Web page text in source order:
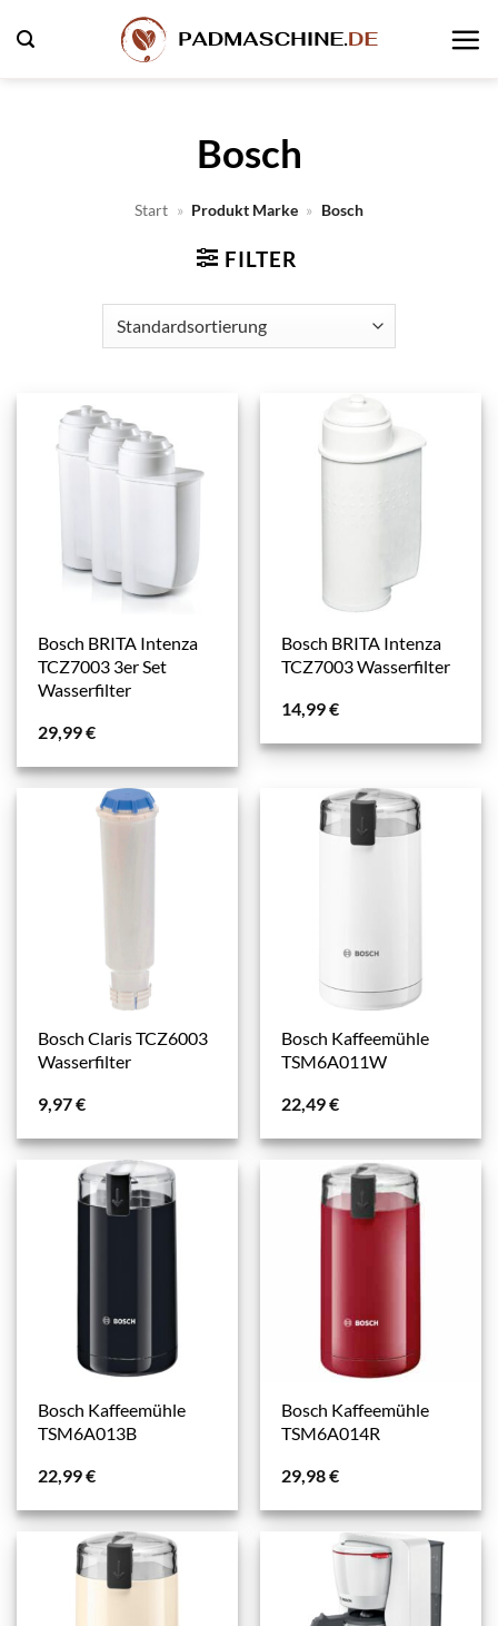
Inhalt
Bosch
Start » Produkt Marke » Bosch
FILTER
Bosch BRITA Intenza
TCZ7003 3er Set
Wasserfilter
29,99€
Bosch BRITA Intenza
TCZ7003 Wasserfilter
14,99€
Bosch Claris TCZ6003
Wasserfilter
9,97€
Bosch Kaffeemühle
TSM6A011W
22,49€
Bosch Kaffeemühle
TSM6A013B
22,99€
Bosch Kaffeemühle
TSM6A014R
29,98€